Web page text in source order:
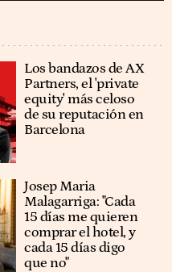
Los bandazos de AX
Partners, el 'private
equity' más celoso
de su reputación en
Barcelona
​​Josep Maria
Malagarriga: "Cada
15 días me quieren
comprar el hotel, y
cada 15 días digo
que no"